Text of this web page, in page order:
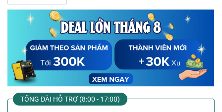
TỔNG ĐÀI HỖ TRỢ (8:00 - 17:00)